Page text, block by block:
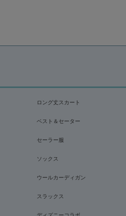
ロング丈スカート
ベスト＆セーター
セーラー服
ソックス
ウールカーディガン
スラックス